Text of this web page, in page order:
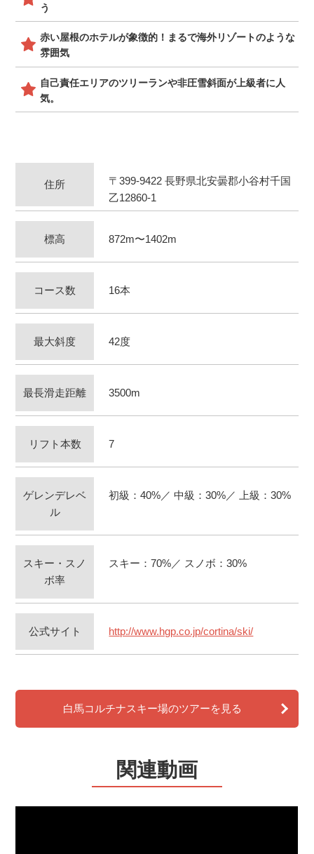
う
赤い屋根のホテルが象徴的！まるで海外リゾートのような
雰囲気
自己責任エリアのツリーランや非圧雪斜面が上級者に人
気。
住所
〒399-9422 長野県北安曇郡小谷村千国
乙12860-1
標高 872m〜1402m
コース数 16本
最大斜度 42度
最長滑走距離 3500m
リフト本数 7
ゲレンデレベ
ル
初級：40%／ 中級：30%／ 上級：30%
スキー・スノ
ボ率
スキー：70%／ スノボ：30%
公式サイト http://www.hgp.co.jp/cortina/ski/
白馬コルチナスキー場のツアーを見る
関連動画